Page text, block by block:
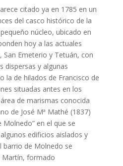
citado ya en 1785 en un
del casco histórico de la
núcleo, ubicado en
hoy a las actuales
San Emeterio y Tetuán, con
dispersas y algunas
la de hilados de Francisco de
situadas antes en los
de marismas conocida
de José Mª Mathé (1837)
en el que se
edificios aislados y
barrio de Molnedo se
Martín, formado